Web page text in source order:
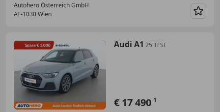
Autohero Österreich GmbH
AT-1030 Wien
Audi A1 25 TFSI
€ 17 490 1